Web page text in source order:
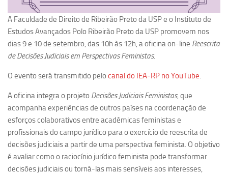
Cristina Godoy Bernardo de Oliveira (FDRP)
Fabiana Cristina Severi (FDRP)
Fernando de Lima Caneppele
Geciane Silveira Porto
Maria Paula Costa Bertran
Professor Sênior
Institucional
A Faculdade de Direito de Ribeirão Preto da USP e o Instituto de
Estudos Avançados Polo Ribeirão Preto da USP promovem nos
dias 9 e 10 de setembro, das 10h às 12h, a oficina on-line Reescrita
de Decisões Judiciais em Perspectivas Feministas.
O evento será transmitido pelo canal do IEA-RP no YouTube.
A oficina integra o projeto Decisões Judiciais Feministas, que
acompanha experiências de outros países na coordenação de
esforços colaborativos entre acadêmicas feministas e
profissionais do campo jurídico para o exercício de reescrita de
decisões judiciais a partir de uma perspectiva feminista. O objetivo
é avaliar como o raciocínio jurídico feminista pode transformar
decisões judiciais ou torná-las mais sensíveis aos interesses,